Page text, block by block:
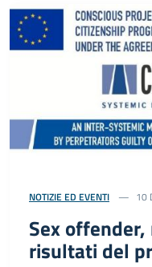
NOTIZIE ED EVENTI 10
Sex
risultati del